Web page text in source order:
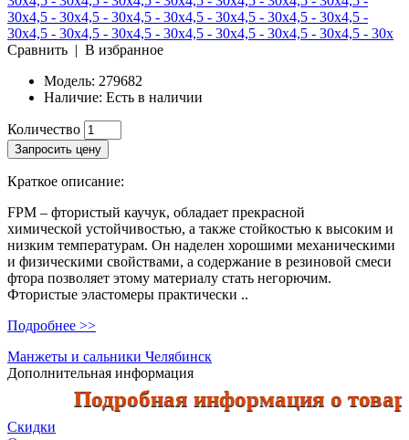
Сравнить | В избранное
Модель: 279682
Наличие: Есть в наличии
Количество
Запросить цену
Краткое описание:
FPM – фтористый каучук, обладает прекрасной
химической устойчивостью, а также стойкостью к высоким и
низким температурам. Он наделен хорошими механическими
и физическими свойствами, а содержание в резиновой смеси
фтора позволяет этому материалу стать негорючим.
Фтористые эластомеры практически ..
Подробнее >>
Манжеты и сальники Челябинск
Дополнительная информация
Подробная информация о
Скидки